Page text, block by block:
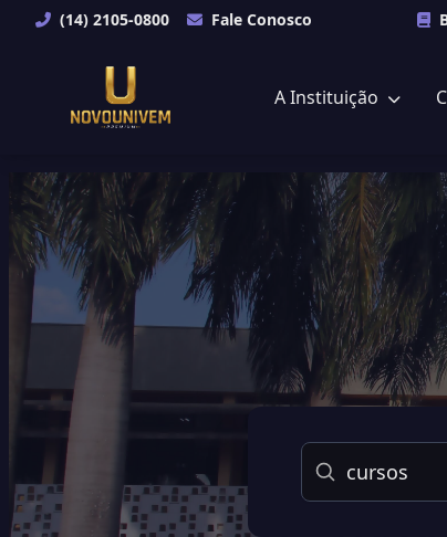
(14) 2105-0800 Fale Conosco
A Instituição
Buscar